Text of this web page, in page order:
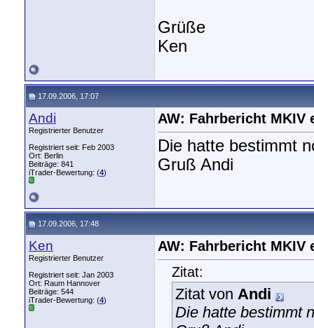
Grüße
Ken
17.09.2006, 17:07
Andi
Registrierter Benutzer
Registriert seit: Feb 2003
Ort: Berlin
Beiträge: 841
iTrader-Bewertung: (4)
AW: Fahrbericht MKIV
Die hatte bestimmt
Gruß Andi
17.09.2006, 17:48
Ken
Registrierter Benutzer
Registriert seit: Jan 2003
Ort: Raum Hannover
Beiträge: 544
iTrader-Bewertung: (4)
AW: Fahrbericht MKIV
Zitat:
Zitat von Andi
Die hatte bestimmt